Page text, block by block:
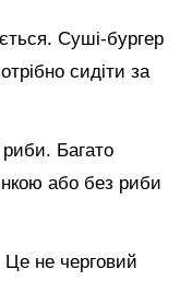
Суші-бургер
сидіти за
Багато
або без риби
не черговий